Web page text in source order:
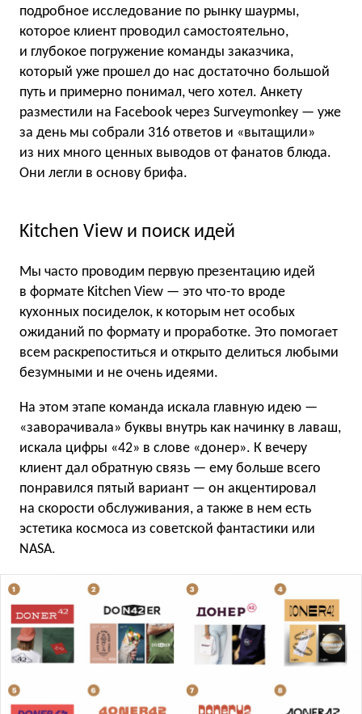
подробное исследование по рынку шаурмы,
которое клиент проводил самостоятельно,
и глубокое погружение команды заказчика,
который уже прошел до нас достаточно большой
путь и примерно понимал, чего хотел. Анкету
разместили на Facebook через Surveymonkey — уже
за день мы собрали 316 ответов и «вытащили»
из них много ценных выводов от фанатов блюда.
Они легли в основу брифа.
Kitchen View и поиск идей
Мы часто проводим первую презентацию идей
в формате Kitchen View — это что-то вроде
кухонных посиделок, к которым нет особых
ожиданий по формату и проработке. Это помогает
всем раскрепоститься и открыто делиться любыми
безумными и не очень идеями.
На этом этапе команда искала главную идею —
«заворачивала» буквы внутрь как начинку в лаваш,
искала цифры «42» в слове «донер». К вечеру
клиент дал обратную связь — ему больше всего
понравился пятый вариант — он акцентировал
на скорости обслуживания, а также в нем есть
эстетика космоса из советской фантастики или
NASA.